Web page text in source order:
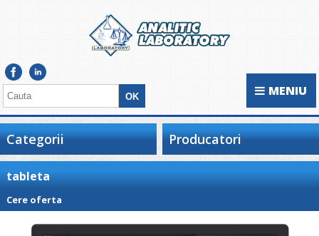
MENIU
Categorii Producatori
tableta
Cere oferta